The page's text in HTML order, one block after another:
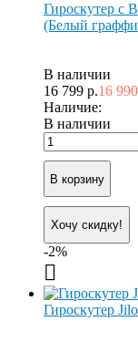
Гироскутер с
(Белый
В наличии
16 799 р.16
Наличие:
В наличии
В корзину
Хочу скидку!
-2%
Гироскутер